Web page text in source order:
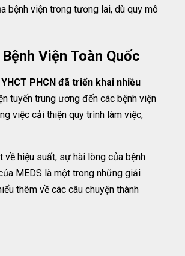
bệnh viện trong tương lai, dù quy mô
Viện Toàn Quốc
PHCN đã triển khai nhiều
tuyến trung ương đến các bệnh viện
việc cải thiện quy trình làm việc,
hiệu suất, sự hài lòng của bệnh
MEDS là một trong những giải
thêm về các câu chuyện thành